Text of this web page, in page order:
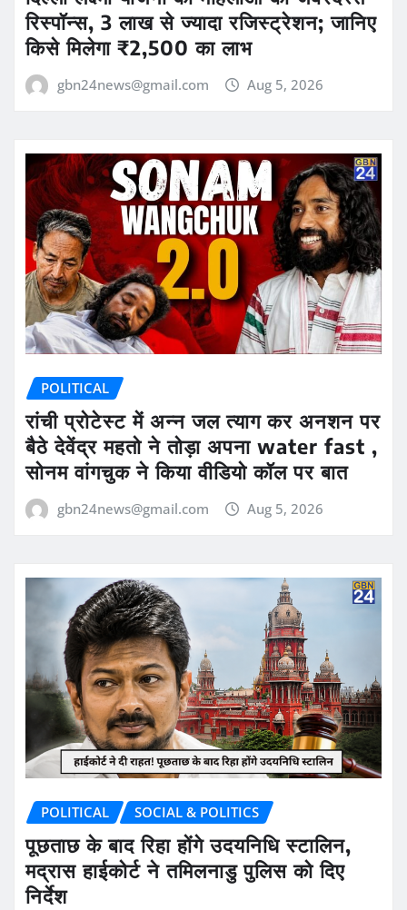
रिस्पॉन्स, 3 लाख से ज्यादा रजिस्ट्रेशन; जानिए
किसे मिलेगा ₹2,500 का लाभ
gbn24news@gmail.com Aug 5, 2026
POLITICAL
रांची प्रोटेस्ट में अन्न जल त्याग कर अनशन पर
बैठे देवेंद्र महतो ने तोड़ा अपना water fast ,
सोनम वांगचुक ने किया वीडियो कॉल पर बात
gbn24news@gmail.com Aug 5, 2026
POLITICAL SOCIAL & POLITICS
पूछताछ के बाद रिहा होंगे उदयनिधि स्टालिन,
मद्रास हाईकोर्ट ने तमिलनाडु पुलिस को दिए
निर्देश